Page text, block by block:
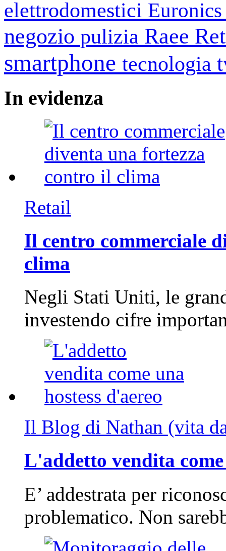
elettrodomestici
negozio pulizia Raee
smartphone tecnologia
In evidenza
Retail
Il centro commerciale
clima
Negli Stati Uniti, le
investendo cifre
Il Blog di Nathan (vita
L'addetto vendita
E’ addestrata per
problematico. Non